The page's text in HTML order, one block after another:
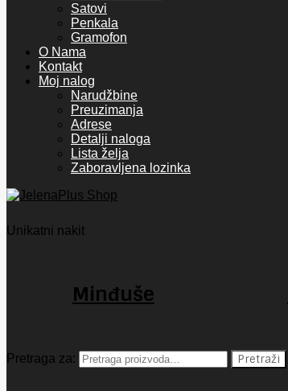
Satovi
Penkala
Gramofon
O Nama
Kontakt
Moj nalog
Narudžbine
Preuzimanja
Adrese
Detalji naloga
Lista želja
Zaboravljena lozinka
Unikatni nakit
Minđuše
Pretraga za: Pretraži